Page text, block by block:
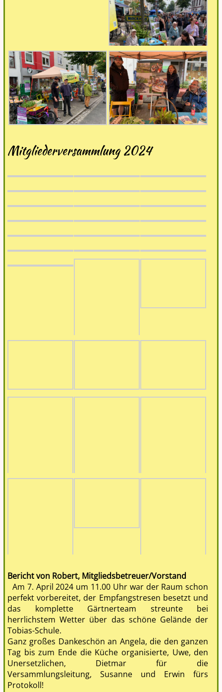
Mitgliederversammlung 2024
Am 7. April 2024 um 11.00 Uhr war der Raum schon
Unersetzlichen, Dietmar für die
Protokoll!
Alle Formalia wurden vom Vorstand in kürzester Zeit
abgearbeitet, noch vor 13.00 Uhr gingen wir in die
„Große Pause“ und stürzten uns auf das – wie immer
– grandiose Buffet.
Es funktionierte so gut, weil der vorhandene
Vorstand und Beirat in gleicher Besetzung
weitermacht. Nächstes Jahr hören Robert und Doris
auf. Was dann?
Bitte meldet dich für den Beirat und nimm einfach